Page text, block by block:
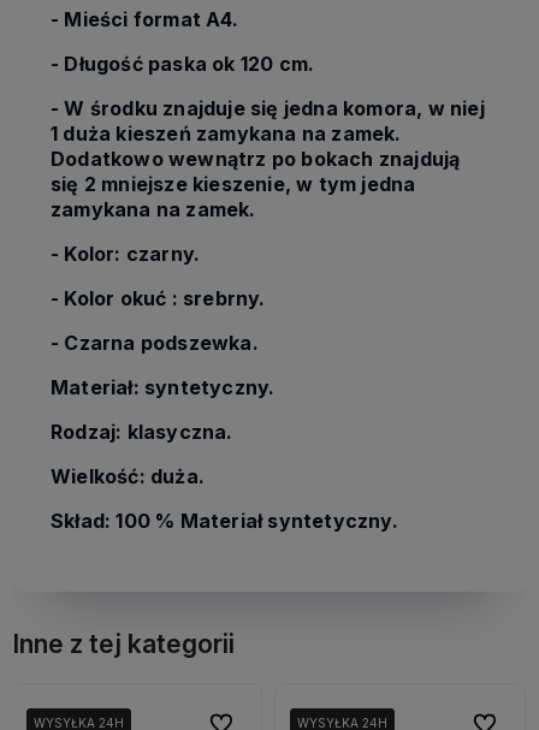
- Mieści format A4.
- Długość paska ok 120 cm.
- W środku znajduje się jedna komora, w niej
1 duża kieszeń zamykana na zamek.
Dodatkowo wewnątrz po bokach znajdują
się 2 mniejsze kieszenie, w tym jedna
zamykana na zamek.
- Kolor: czarny.
- Kolor okuć : srebrny.
- Czarna podszewka.
Materiał: syntetyczny.
Rodzaj: klasyczna.
Wielkość: duża.
Skład: 100 % Materiał syntetyczny.
Inne z tej kategorii
WYSYŁKA 24H
WYSYŁKA 24H Do ulubionych
Do ulubionychWYSYŁKA 24H
WYSYŁKA 24H Do
Do